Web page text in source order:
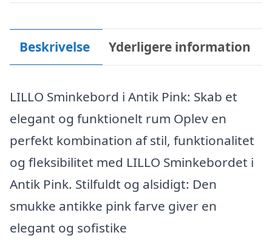
Beskrivelse Yderligere information
LILLO Sminkebord i Antik Pink: Skab et
elegant og funktionelt rum Oplev en
perfekt kombination af stil, funktionalitet
og fleksibilitet med LILLO Sminkebordet i
Antik Pink. Stilfuldt og alsidigt: Den
smukke antikke pink farve giver en
elegant og sofistike